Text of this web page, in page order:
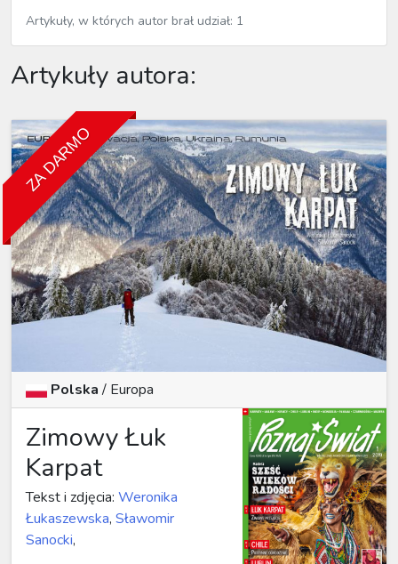
Artykuły, w których autor brał udział: 1
Artykuły autora:
ZA DARMO
Polska/ Europa
Zimowy Łuk
Karpat
Tekst i zdjęcia: Weronika
Łukaszewska, Sławomir
Sanocki,